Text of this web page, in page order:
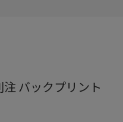
注 バックプリント